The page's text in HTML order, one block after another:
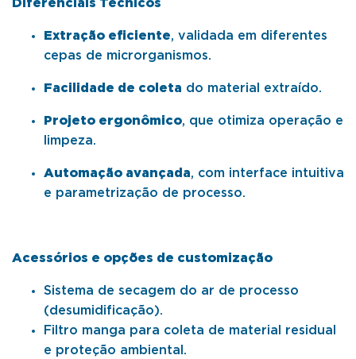
Diferenciais Técnicos
Extração eficiente, validada em diferentes
cepas de microrganismos.
Facilidade de coleta do material extraído.
Projeto ergonômico, que otimiza operação e
limpeza.
Automação avançada, com interface intuitiva
e parametrização de processo.
Acessórios e opções de customização
Sistema de secagem do ar de processo
(desumidificação).
Filtro manga para coleta de material residual
e proteção ambiental.